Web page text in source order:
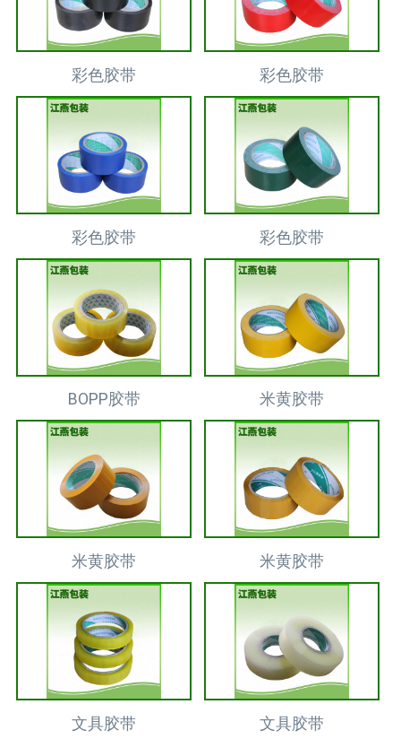
彩色胶带 彩色胶带
彩色胶带 彩色胶带
BOPP胶带 米黄胶带
米黄胶带 米黄胶带
文具胶带 文具胶带